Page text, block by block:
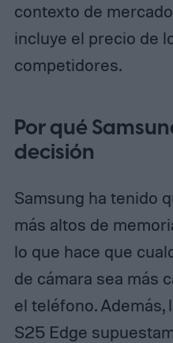
contexto de
incluye el precio de
competidores.
Por qué
decisión
Samsung ha tenido
más altos de
lo que hace que
de cámara sea más
el teléfono. Además,
S25 Edge